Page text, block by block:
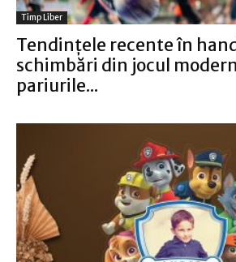
Timp Liber
Tendințele recente în
schimbări din jocul
pariurile...